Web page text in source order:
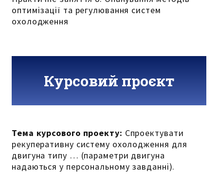
оптимізації та регулювання систем
охолодження
Курсовий проєкт
Тема курсового проекту: Спроектувати
рекуперативну систему охолодження для
двигуна типу … (параметри двигуна
надаються у персональному завданні).